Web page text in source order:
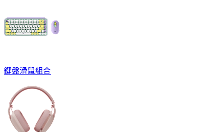
鍵盤滑鼠組合